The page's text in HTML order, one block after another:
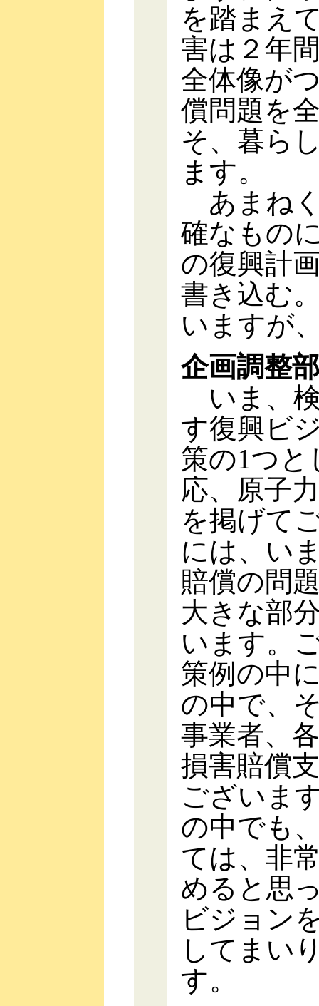
を踏まえ
害は２年
全体像が
償問題を
そ、暮ら
ます。
あまね
確なもの
の復興計
書き込む
いますが
企画調整
いま、
す復興ビ
策の1つと
応、原子
を掲げて
には、い
賠償の問
大きな部
います。
策例の中
の中で、
事業者、
損害賠償
ございま
の中でも
ては、非
めると思
ビジョン
してまい
す。